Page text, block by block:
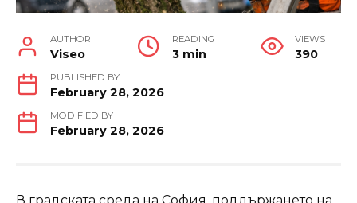
AUTHOR
Viseo
READING
3 min
VIEWS
390
PUBLISHED BY
February 28, 2026
MODIFIED BY
February 28, 2026